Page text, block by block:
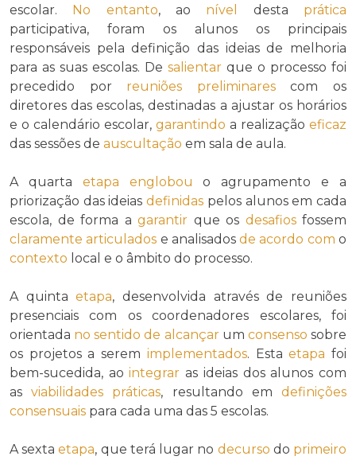
escolar.
No entanto, ao nível desta prática
participativa, foram os alunos os principais
responsáveis pela definição das ideias de melhoria
para as suas escolas. De salientar que o processo foi
precedido por reuniões preliminarescom os
diretores das escolas, destinadas a ajustar os horários
e o calendário escolar, garantindo a realização eficaz
das sessões de auscultação em sala de aula.
A quarta etapa englobou o agrupamento e a
priorização das ideiasdefinidas pelos alunos em cada
escola, de forma a garantir que os desafiosfossem
claramente articulados e analisadosde acordo com o
contexto local e o âmbito do processo.
A quintaetapa, desenvolvida através de reuniões
presenciais com os coordenadores escolares, foi
orientada no sentido de alcançarum consenso sobre
os projetos a serem implementados. Estaetapa foi
bem-sucedida, aointegrar as ideias dos alunos com
asviabilidades práticas, resultando emdefinições
consensuais para cada uma das 5 escolas.
A sextaetapa, que terá lugar no decurso do primeiro